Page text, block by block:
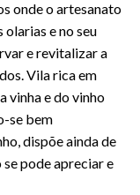
onde o artesanato
e no seu
e revitalizar a
Vila rica em
vinha e do vinho
se bem
dispõe ainda de
pode apreciar e